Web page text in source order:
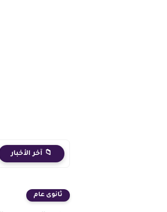
📁 آخر الأخبار
ثانوى عام